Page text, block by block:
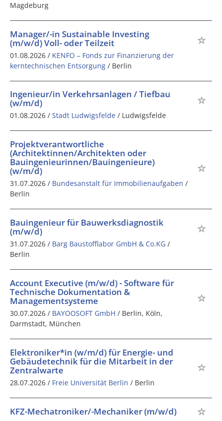
Magdeburg
Manager/-in Sustainable Investing
(m/w/d) Voll- oder Teilzeit
01.08.2026 / KENFO – Fonds zur Finanzierung der
kerntechnischen Entsorgung / Berlin
Ingenieur/in Verkehrsanlagen / Tiefbau
(w/m/d)
01.08.2026 / Stadt Ludwigsfelde / Ludwigsfelde
Projektverantwortliche
(Architektinnen/Architekten oder
Bauingenieurinnen/Bauingenieure)
(w/m/d)
31.07.2026 / Bundesanstalt für Immobilienaufgaben /
Berlin
Bauingenieur für Bauwerksdiagnostik
(m/w/d)
31.07.2026 / Barg Baustofflabor GmbH & Co.KG /
Berlin
Account Executive (m/w/d) - Software für
Technische Dokumentation &
Managementsysteme
30.07.2026 / BAYOOSOFT GmbH / Berlin, Köln,
Darmstadt, München
Elektroniker*in (w/m/d) für Energie- und
Gebäudetechnik für die Mitarbeit in der
Zentralwarte
28.07.2026 / Freie Universität Berlin / Berlin
KFZ-Mechatroniker/-Mechaniker (m/w/d)